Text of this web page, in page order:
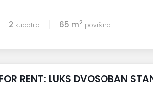
2 kupatilo 65 m2 površina
RENT: LUKS DVOSOBAN